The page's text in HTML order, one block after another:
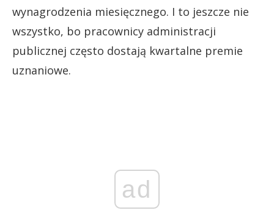
wynagrodzenia miesięcznego. I to jeszcze nie
wszystko, bo pracownicy administracji
publicznej często dostają kwartalne premie
uznaniowe.
ad